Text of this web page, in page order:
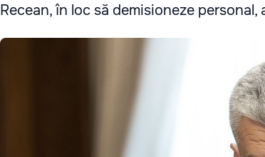
Recean, în loc să demisioneze